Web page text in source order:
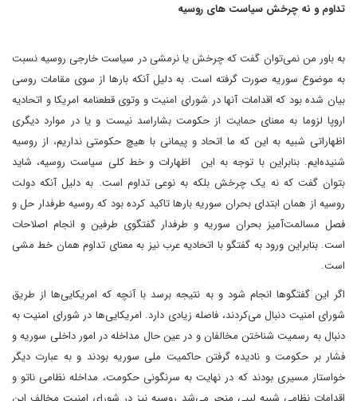
تداوم و نه چرخش سیاست های روسیه
به باور من نمی‌توان گفت که چرخش یا نرمشی در سیاست خارجی روسیه نسبت
به موضوع سوریه صورت گرفته است. به دلیل آنکه بارها از سوی مقامات روسی
بیان شده بود که اقدامات آنها در شورای امنیت و وتوی قطعنامه امریکا و اتحادیه
اروپا لزوما به معنای حمایت از حکومت بشاراسد نیست و یا در موارد دیگری
اظهاراتی شبیه به این که ما اتحاد و پیمانی با هیچ حکومتی نداریم، از روسیه
شنیده‌ایم. بنابراین با توجه به این اظهارات و خط کلی سیاست روسیه، شاید
بتوان گفت که نه یک چرخش بلکه به نوعی تداوم است. به دلیل آنکه دولت
روسیه از همان ابتدای بحران سوریه بارها تاکید کرده بود که روسیه طرفدار حل و
فصل مسالمت‌آمیز بحران سوریه و طرفدار گفتگوی طرفین و انجام اصلاحات
است. بنابراین ورود به گفتگو با اتحادیه عرب نیز به معنای تداوم همان خط مشی
است.
اگر این گفتگوها انجام شود و به نتیجه برسد با آنچه که امریکایی‌ها از طریق
شورای امنیت دنبال می‌کردند، فاصله زیادی دارد. امریکایی‌ها در شورای امنیت به
دنبال به رسمیت شناختن مخالفان و در عین حال مداخله در امور داخلی سوریه و
فشار بر حکومت و نادیده گرفتن حاکمیت ملی سوریه بودند و به عبارت دیگر
خواستار مسیری بودند که در نهایت به سرنگونی حکومت، مداخله نظامی ناتو و